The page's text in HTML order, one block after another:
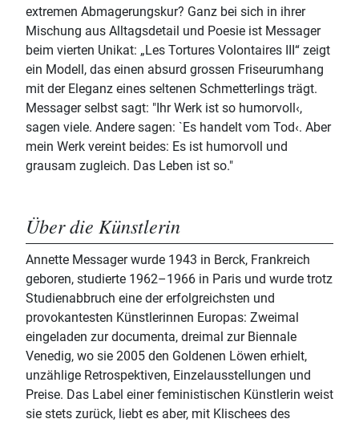
extremen Abmagerungskur? Ganz bei sich in ihrer
Mischung aus Alltagsdetail und Poesie ist Messager
beim vierten Unikat: „Les Tortures Volontaires III“ zeigt
ein Modell, das einen absurd grossen Friseurumhang
mit der Eleganz eines seltenen Schmetterlings trägt.
Messager selbst sagt: "Ihr Werk ist so humorvoll‹,
sagen viele. Andere sagen: `Es handelt vom Tod‹. Aber
mein Werk vereint beides: Es ist humorvoll und
grausam zugleich. Das Leben ist so."
Über die Künstlerin
Annette Messager wurde 1943 in Berck, Frankreich
geboren, studierte 1962–1966 in Paris und wurde trotz
Studienabbruch eine der erfolgreichsten und
provokantesten Künstlerinnen Europas: Zweimal
eingeladen zur documenta, dreimal zur Biennale
Venedig, wo sie 2005 den Goldenen Löwen erhielt,
unzählige Retrospektiven, Einzelausstellungen und
Preise. Das Label einer feministischen Künstlerin weist
sie stets zurück, liebt es aber, mit Klischees des